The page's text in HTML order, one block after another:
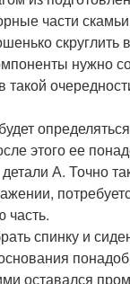
части
скруглить
нужно
такой
этого ее
А. Точно
часть.
спинку и
оставался